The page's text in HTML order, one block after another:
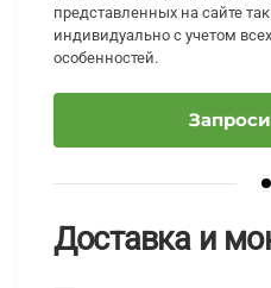
представленных на сайте
индивидуально с учетом
особенностей.
Доставка и